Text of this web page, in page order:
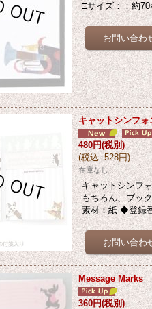
□サイズ：：約
キャットシンフ
480円(税別)
(税込: 528円)
在庫なし
キャットシンフ
もちろん、ブッ
素材：紙 ◆登
Message Marks
360円(税別)